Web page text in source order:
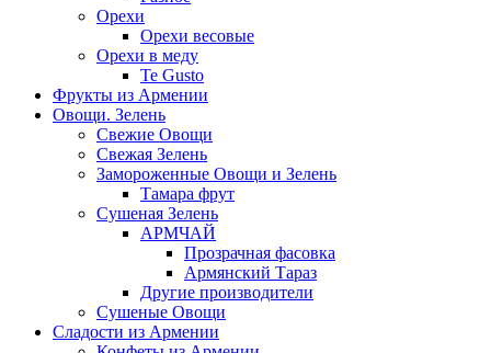
Орехи
Орехи весовые
Орехи в меду
Te Gusto
Фрукты из Армении
Овощи. Зелень
Свежие Овощи
Свежая Зелень
Замороженные Овощи и Зелень
Тамара фрут
Сушеная Зелень
АРМЧАЙ
Прозрачная фасовка
Армянский Тараз
Другие производители
Сушеные Овощи
Сладости из Армении